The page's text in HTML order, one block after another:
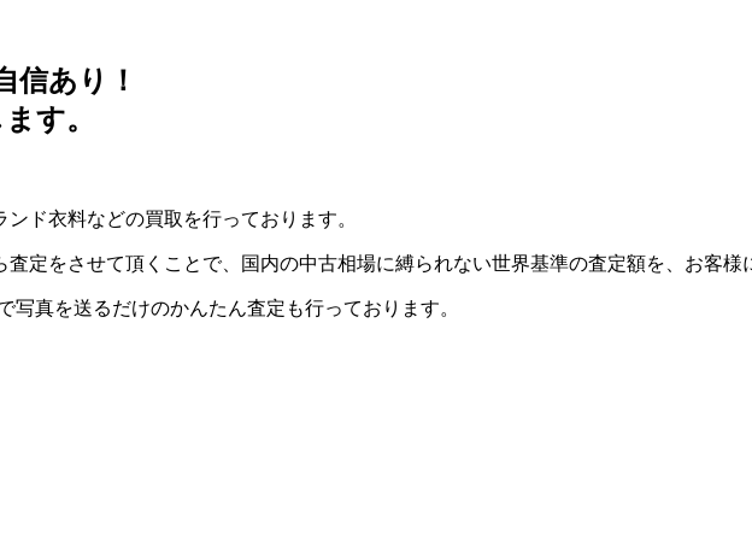
信あり！
す。
ド衣料などの買取を行っております。
定をさせて頂くことで、国内の中古相場に縛られない世界基準の査定額を、お客様
写真を送るだけのかんたん査定も行っております。